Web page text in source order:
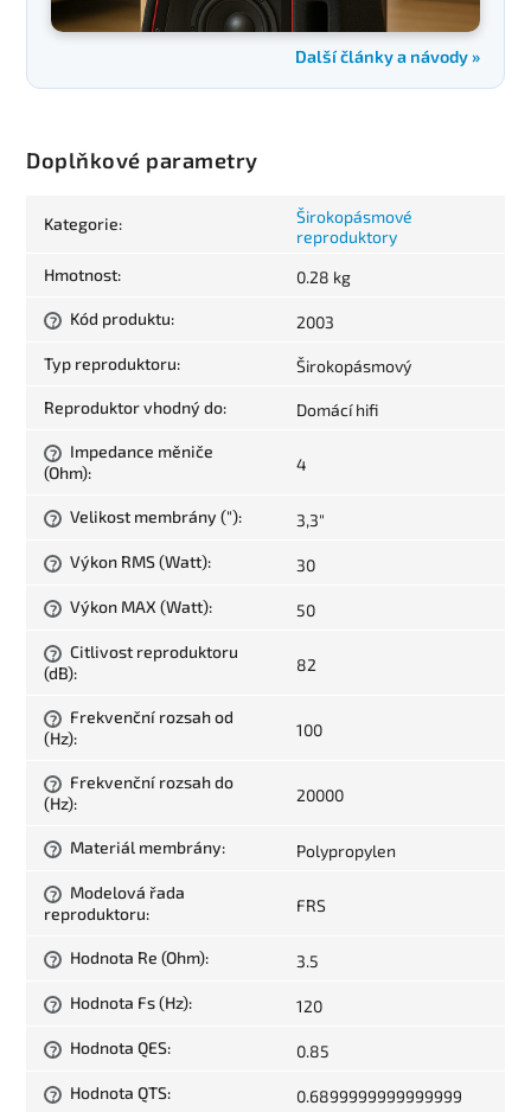
Další články a návody »
Doplňkové parametry
Kategorie:
Širokopásmové
reproduktory
Hmotnost: 0.28 kg
? Kód produktu: 2003
Typ reproduktoru: Širokopásmový
Reproduktor vhodný do: Domácí hifi
?
Impedance měniče
(Ohm): 4
? Velikost membrány ("): 3,3"
? Výkon RMS (Watt): 30
? Výkon MAX (Watt): 50
?
Citlivost reproduktoru
(dB): 82
?
Frekvenční rozsah od
(Hz): 100
?
Frekvenční rozsah do
(Hz): 20000
? Materiál membrány: Polypropylen
?
Modelová řada
reproduktoru: FRS
? Hodnota Re (Ohm): 3.5
? Hodnota Fs (Hz): 120
? Hodnota QES: 0.85
? Hodnota QTS: 0.6899999999999999